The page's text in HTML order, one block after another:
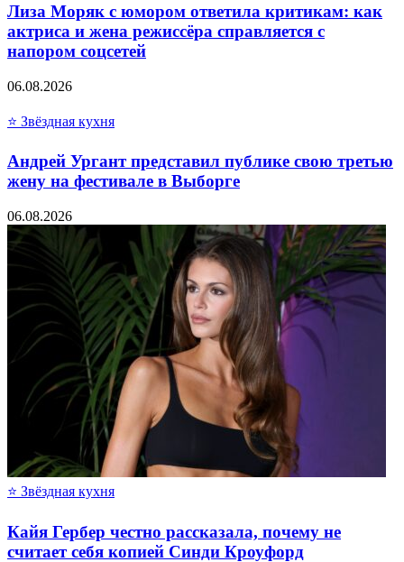
Лиза Моряк с юмором ответила критикам: как
актриса и жена режиссёра справляется с
напором соцсетей
06.08.2026
⭐ Звёздная кухня
Андрей Ургант представил публике свою третью
жену на фестивале в Выборге
06.08.2026
⭐ Звёздная кухня
Кайя Гербер честно рассказала, почему не
считает себя копией Синди Кроуфорд